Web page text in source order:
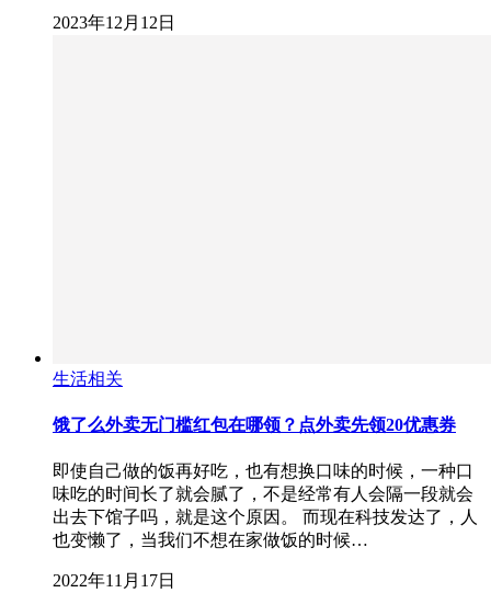
2023年12月12日
生活相关
饿了么外卖无门槛红包在哪领？点外卖先领20优惠券
即使自己做的饭再好吃，也有想换口味的时候，一种口
味吃的时间长了就会腻了，不是经常有人会隔一段就会
出去下馆子吗，就是这个原因。 而现在科技发达了，人
也变懒了，当我们不想在家做饭的时候…
2022年11月17日